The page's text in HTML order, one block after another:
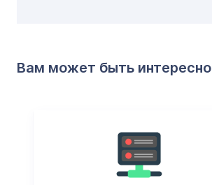
Вам может быть интересно